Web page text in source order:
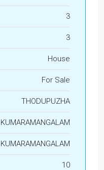
3
3
House
For Sale
THODUPUZHA
KUMARAMANGALAM
KUMARAMANGALAM
10